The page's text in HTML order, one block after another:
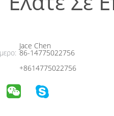
Jace Chen
86-14775022756
+8614775022756